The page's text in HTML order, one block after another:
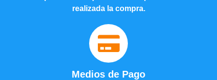
realizada la compra.
Medios de Pago